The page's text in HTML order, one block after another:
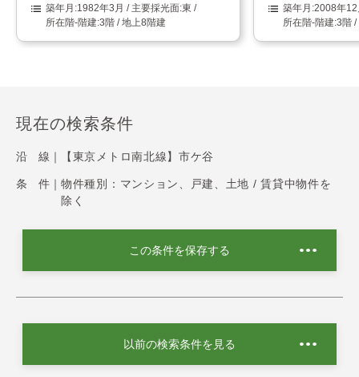
1982年3月
東
3階 / 地上8階建
2008年12
3階 /
現在の検索条件
沿 線｜ 【東京メトロ南北線】市ケ谷
条 件｜ 物件種別：マンション、戸建、土地 / 賃貸中物件を
除く
この条件を保存する
以前の検索条件を見る